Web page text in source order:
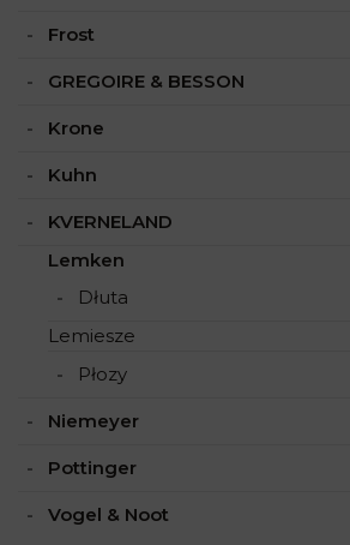
Frost
GREGOIRE & BESSON
Krone
Kuhn
KVERNELAND
Lemken
Dłuta
Lemiesze
Płozy
Niemeyer
Pottinger
Vogel & Noot